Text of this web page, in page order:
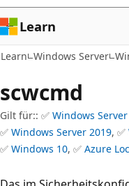
Learn
Learn Windows Server
scwcmd
Gilt für:: ✅ Windows
✅ Windows Server 2019, ✅
✅ Windows 10, ✅ Azure